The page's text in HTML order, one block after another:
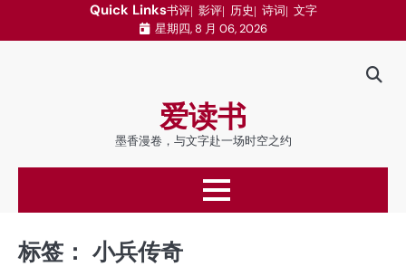
Quick Links书评 影评 历史 诗词 文字
星期四, 8 月 06, 2026
爱读书
墨香漫卷，与文字赴一场时空之约
标签： 小兵传奇